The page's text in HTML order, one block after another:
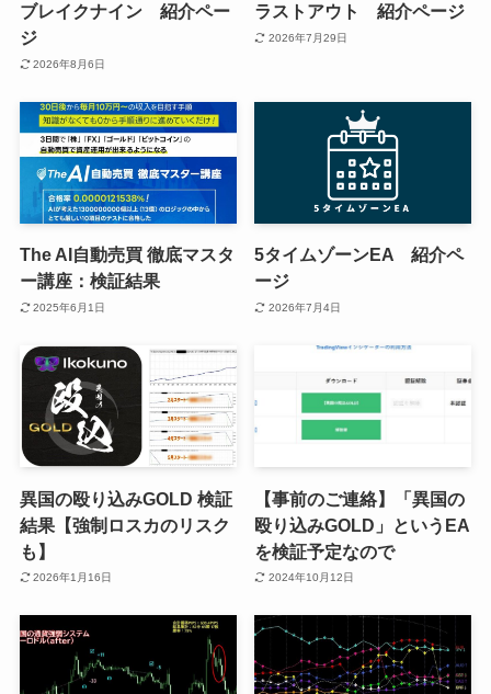
ブレイクナイン 紹介ペー
ジ
2026年8月6日
ラストアウト 紹介ページ
2026年7月29日
The AI自動売買 徹底マスタ
ー講座：検証結果
2025年6月1日
5タイムゾーンEA 紹介ペ
ージ
2026年7月4日
異国の殴り込みGOLD 検証
結果【強制ロスカのリスク
も】
2026年1月16日
【事前のご連絡】「異国の
殴り込みGOLD」というEA
を検証予定なので
2024年10月12日